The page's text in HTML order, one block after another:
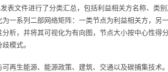
表文件进行了分类汇总，包括利益相关方名称、类
一系列二部网络矩阵：一类节点为利益相关方，另
析，并将其可视化为有向图，节点大小按中心性得
模式。
再生能源、能源政策、建筑、交通以及碳捕集技术